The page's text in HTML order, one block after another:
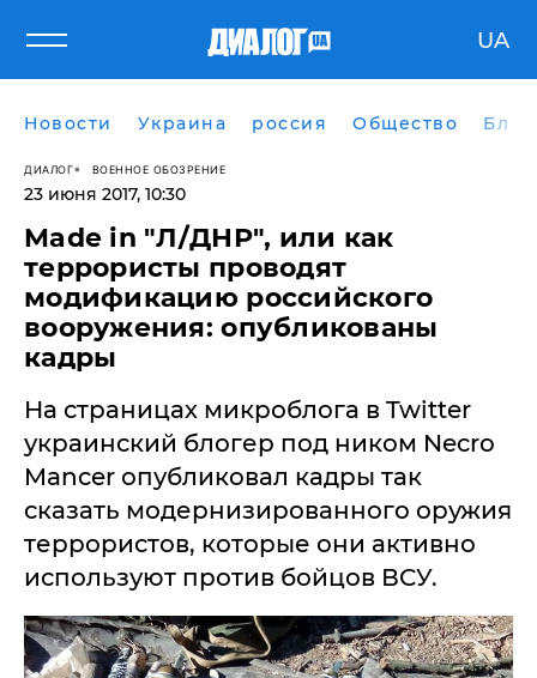
UA
Новости Украина россия Общество
ДИАЛОГ ВОЕННОЕ ОБОЗРЕНИЕ
23 июня 2017, 10:30
​Made in "Л/ДНР", или как
террористы проводят
модификацию российского
вооружения: опубликованы
кадры
На страницах микроблога в Twitter
украинский блогер под ником Necro
Mancer опубликовал кадры так
сказать модернизированного оружия
террористов, которые они активно
используют против бойцов ВСУ.